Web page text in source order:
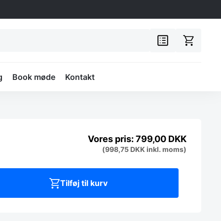
Book møde Kontakt
799,00 DKK
(998,75 DKK inkl. moms)
Tilføj til kurv